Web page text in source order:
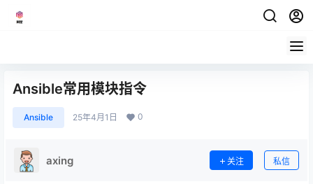
Ansible常用模块指令
Ansible 25年4月1日 0
axing 关注 私信